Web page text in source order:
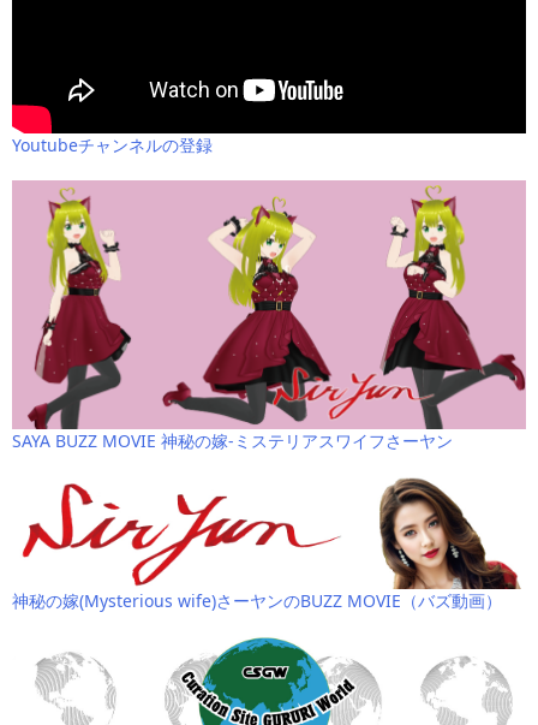
Youtubeチャンネルの登録
SAYA BUZZ MOVIE 神秘の嫁-ミステリアスワイフさーヤン
神秘の嫁(Mysterious wife)さーヤンのBUZZ MOVIE（バズ動画）